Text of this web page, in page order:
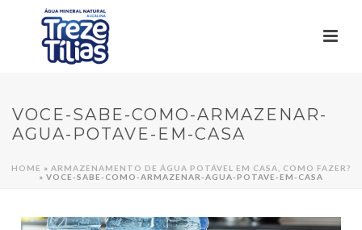
VOCE-SABE-COMO-ARMAZENAR-
AGUA-POTAVE-EM-CASA
HOME » ARMAZENAMENTO DE ÁGUA POTÁVEL EM CASA, COMO FAZER?
» VOCE-SABE-COMO-ARMAZENAR-AGUA-POTAVE-EM-CASA